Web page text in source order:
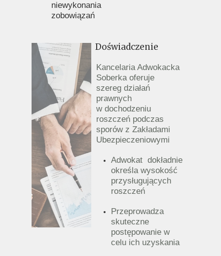
niewykonania
zobowiązań
Doświadczenie
Kancelaria Adwokacka
Soberka oferuje
szereg działań
prawnych
w dochodzeniu
roszczeń podczas
sporów z Zakładami
Ubezpieczeniowymi
Adwokat dokładnie
określa wysokość
przysługujących
roszczeń
Przeprowadza
skuteczne
postępowanie w
celu ich uzyskania